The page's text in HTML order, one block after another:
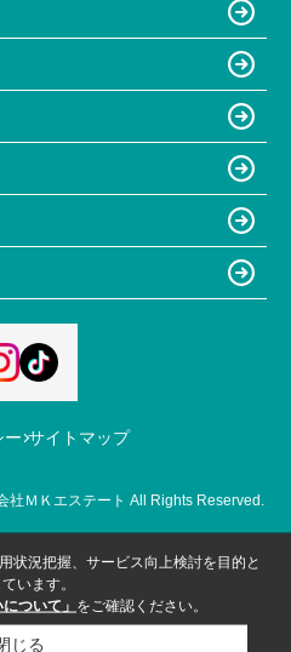
ー サイトマップ
社ＭＫエステート All Rights Reserved.
状況把握、サービス向上検討を目的と
います。
ついて」 をご確認ください。
じる